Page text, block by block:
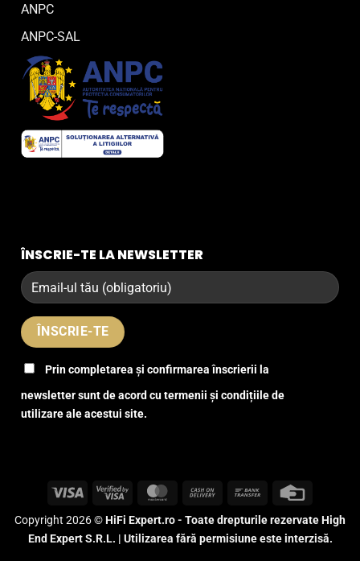
ANPC
ANPC-SAL
ÎNSCRIE-TE LA NEWSLETTER
Prin completarea și confirmarea înscrierii la
newsletter sunt de acord cu termenii și condițiile de
utilizare ale acestui site.
Visa
Visa
MasterCardCash
Delivery
Bank
Copyright 2026 ©HiFi Expert.ro - Toate drepturile rezervate High
End Expert S.R.L. | Utilizarea fără permisiune este interzisă.